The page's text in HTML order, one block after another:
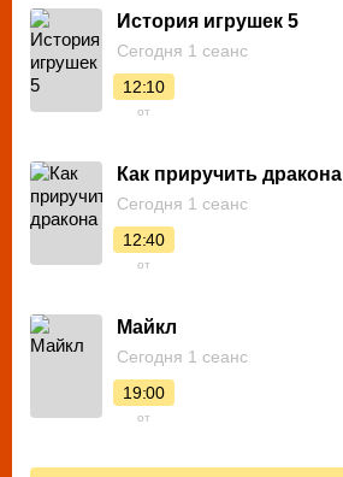
История игрушек 5
Сегодня 1 сеанс
12:10
от
Как приручить дракона
Сегодня 1 сеанс
12:40
от
Майкл
Сегодня 1 сеанс
19:00
от